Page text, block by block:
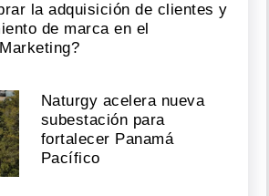
la adquisición de clientes y
de marca en el
Naturgy acelera nueva
subestación para
fortalecer Panamá
Pacífico